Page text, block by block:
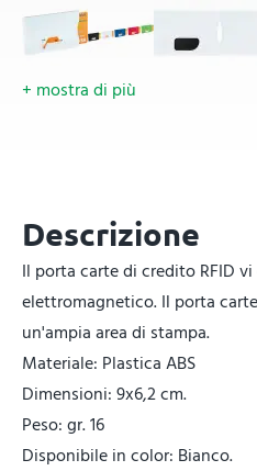
+ mostra di più
Descrizione
Il porta carte di credito RFID
elettromagnetico. Il porta
un'ampia area di stampa.
Materiale: Plastica ABS
Dimensioni: 9x6,2 cm.
Peso: gr. 16
Disponibile in color: Bianco.